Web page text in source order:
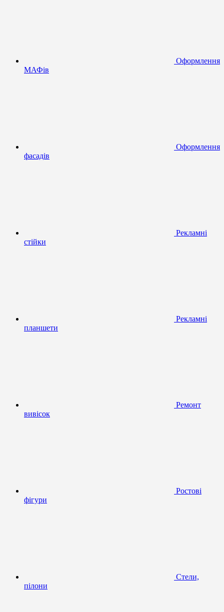
Оформлення
МАФів
Оформлення
фасадів
Рекламні
стійки
Рекламні
планшети
Ремонт
вивісок
Ростові
фігури
Стели,
пілони